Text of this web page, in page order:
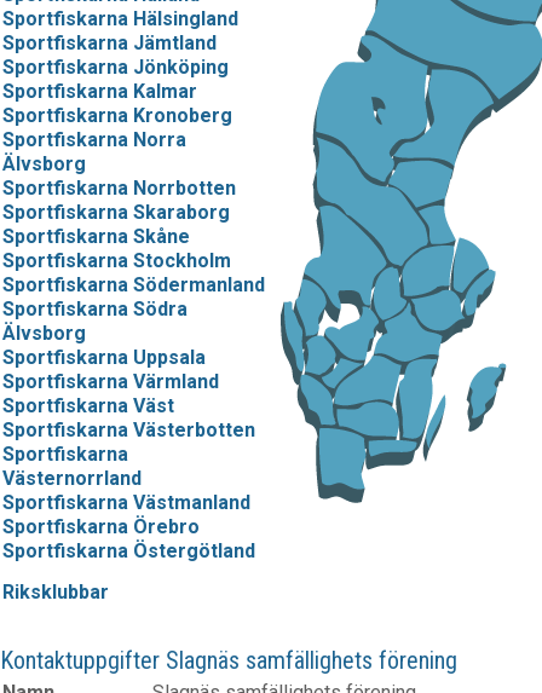
Sportfiskarna Hälsingland
Sportfiskarna Jämtland
Sportfiskarna Jönköping
Sportfiskarna Kalmar
Sportfiskarna Kronoberg
Sportfiskarna Norra
Älvsborg
Sportfiskarna Norrbotten
Sportfiskarna Skaraborg
Sportfiskarna Skåne
Sportfiskarna Stockholm
Sportfiskarna Södermanland
Sportfiskarna Södra
Älvsborg
Sportfiskarna Uppsala
Sportfiskarna Värmland
Sportfiskarna Väst
Sportfiskarna Västerbotten
Sportfiskarna
Västernorrland
Sportfiskarna Västmanland
Sportfiskarna Örebro
Sportfiskarna Östergötland
Riksklubbar
Kontaktuppgifter Slagnäs samfällighets förening